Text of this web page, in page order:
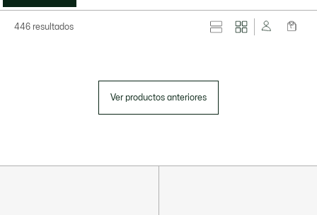
446 resultados
Ver productos anteriores